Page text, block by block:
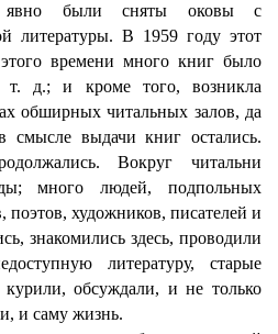
явно были сняты оковы с
литературы. В 1959 году этот
времени много книг было
т. д.; и кроме того, возникла
обширных читальных залов, да
смысле выдачи книг остались.
Вокруг читальни
много людей, подпольных
поэтов, художников, писателей и
знакомились здесь, проводили
литературу, старые
обсуждали, и не только
и саму жизнь.